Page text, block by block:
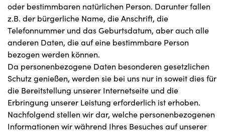
oder bestimmbaren natürlichen Person. Darunter fallen
z.B. der bürgerliche Name, die Anschrift, die
Telefonnummer und das Geburtsdatum, aber auch alle
anderen Daten, die auf eine bestimmbare Person
bezogen werden können.
Da personenbezogene Daten besonderen gesetzlichen
Schutz genießen, werden sie bei uns nur in soweit dies für
die Bereitstellung unserer Internetseite und die
Erbringung unserer Leistung erforderlich ist erhoben.
Nachfolgend stellen wir dar, welche personenbezogenen
Informationen wir während Ihres Besuches auf unserer